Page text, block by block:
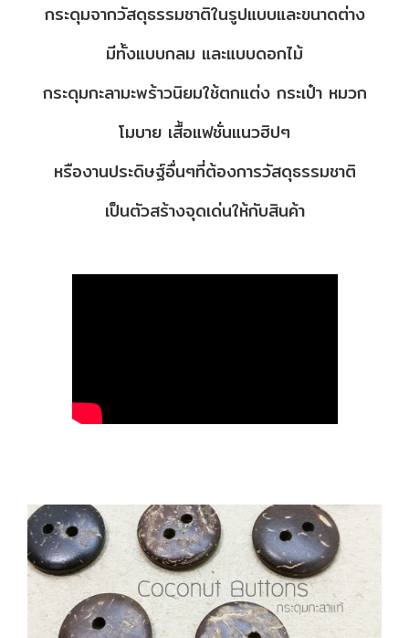
กระดุมจากวัสดุธรรมชาติในรูปแบบและขนาดต่าง
มีทั้งแบบกลม และแบบดอกไม้
กระดุมกะลามะพร้าวนิยมใช้ตกแต่ง กระเป๋า หมวก
โมบาย เสื้อแฟชั่นแนวฮิปๆ
หรืองานประดิษฐ์อื่นๆที่ต้องการวัสดุธรรมชาติ
เป็นตัวสร้างจุดเด่นให้กับสินค้า